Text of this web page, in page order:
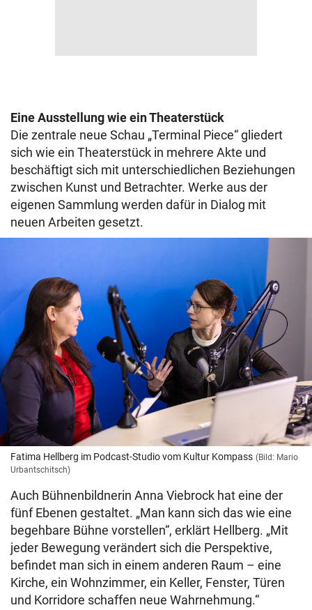
Eine Ausstellung wie ein Theaterstück
Die zentrale neue Schau „Terminal Piece“ gliedert
sich wie ein Theaterstück in mehrere Akte und
beschäftigt sich mit unterschiedlichen Beziehungen
zwischen Kunst und Betrachter. Werke aus der
eigenen Sammlung werden dafür in Dialog mit
neuen Arbeiten gesetzt.
Fatima Hellberg im Podcast-Studio vom Kultur Kompass (Bild: Mario
Urbantschitsch)
Auch Bühnenbildnerin Anna Viebrock hat eine der
fünf Ebenen gestaltet. „Man kann sich das wie eine
begehbare Bühne vorstellen“, erklärt Hellberg. „Mit
jeder Bewegung verändert sich die Perspektive,
befindet man sich in einem anderen Raum – eine
Kirche, ein Wohnzimmer, ein Keller, Fenster, Türen
und Korridore schaffen neue Wahrnehmung.“